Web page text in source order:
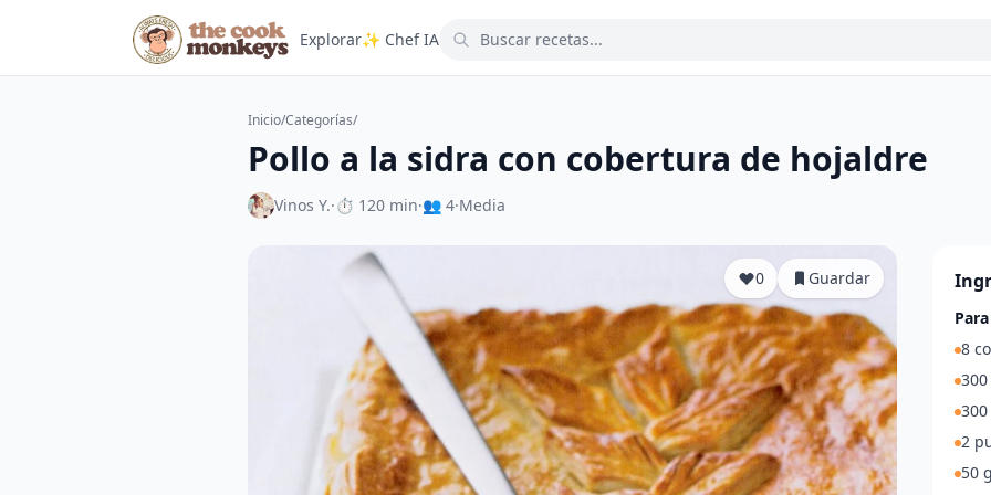
Explorar✨ Chef IA
Inicio/Categorías/
Pollo a la sidra con cobertura de hojaldre
Vinos Y.·⏱ 120 min·👥 4·Media
0 Guardar
8
2
50